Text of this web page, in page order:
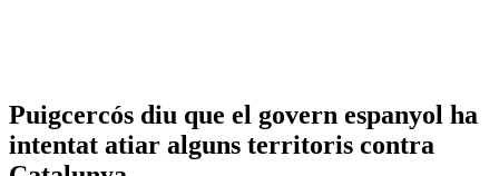
Puigcercós diu que el govern espanyol ha
intentat atiar alguns territoris contra